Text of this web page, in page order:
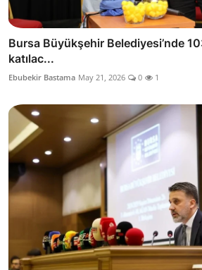
Bursa Büyükşehir Belediyesi’nde
katılac...
Ebubekir Bastama May 21, 2026 0 1